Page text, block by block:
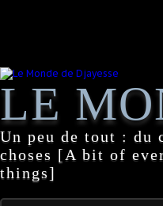
LE
Un peu de tout : du
choses [A bit of
things]